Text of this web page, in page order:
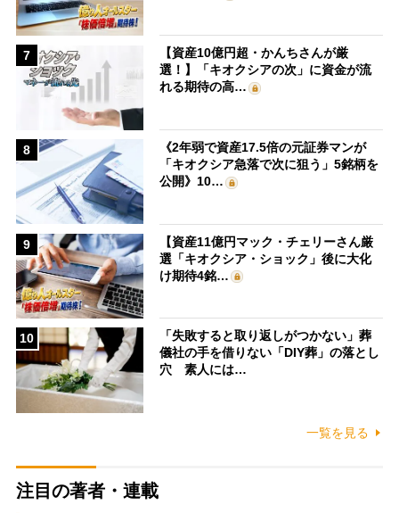
7
【資産10億円超・かんちさんが厳
選！】「キオクシアの次」に資金が流
れる期待の高…
8
《2年弱で資産17.5倍の元証券マンが
「キオクシア急落で次に狙う」5銘柄を
公開》10…
9
【資産11億円マック・チェリーさん厳
選「キオクシア・ショック」後に大化
け期待4銘…
10
「失敗すると取り返しがつかない」葬
儀社の手を借りない「DIY葬」の落とし
穴 素人には…
一覧を見る
注目の著者・連載